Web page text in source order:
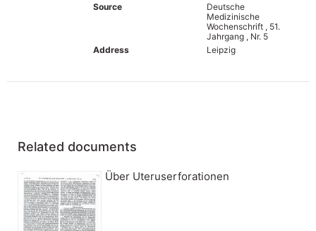
Source
Deutsche
Medizinische
Wochenschrift , 51.
Jahrgang , Nr. 5
Address
Leipzig
Related documents
Über Uteruserforationen